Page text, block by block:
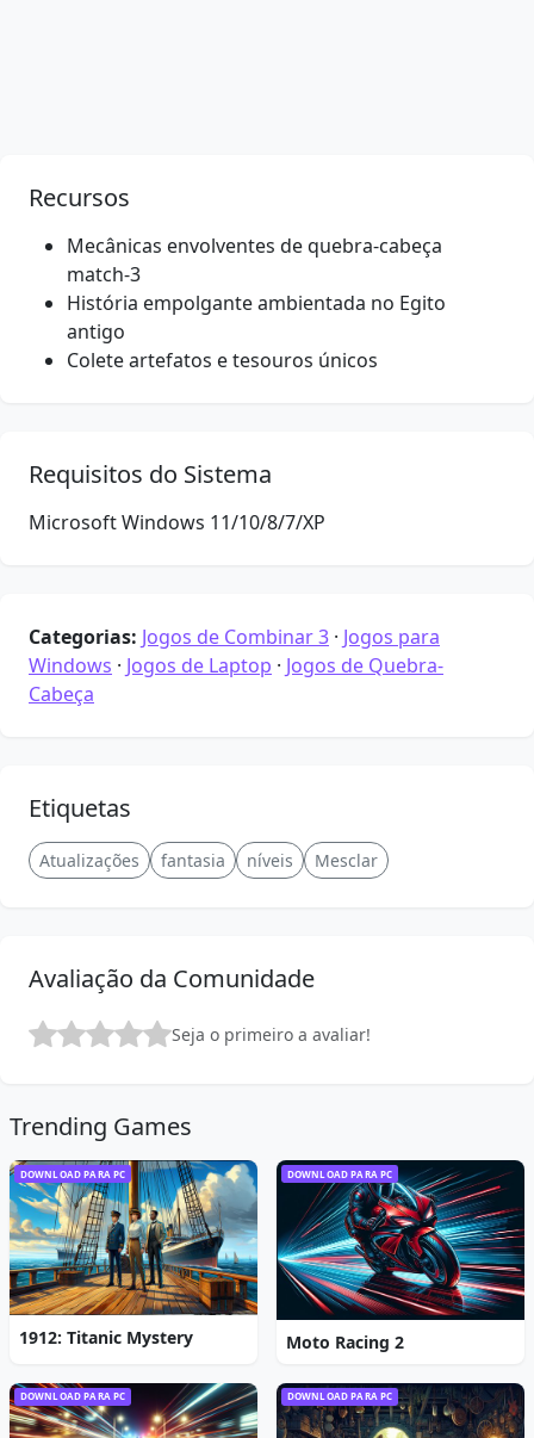
Recursos
Mecânicas envolventes de quebra-cabeça
match-3
História empolgante ambientada no Egito
antigo
Colete artefatos e tesouros únicos
Requisitos do Sistema
Microsoft Windows 11/10/8/7/XP
Categorias: Jogos de Combinar 3 · Jogos para
Windows · Jogos de Laptop · Jogos de Quebra-
Cabeça
Etiquetas
Atualizações fantasia níveis Mesclar
Avaliação da Comunidade
Seja o primeiro a avaliar!
Trending Games
DOWNLOAD PARA PC
1912: Titanic Mystery
DOWNLOAD PARA PC
Moto Racing 2
DOWNLOAD PARA PC DOWNLOAD PARA PC